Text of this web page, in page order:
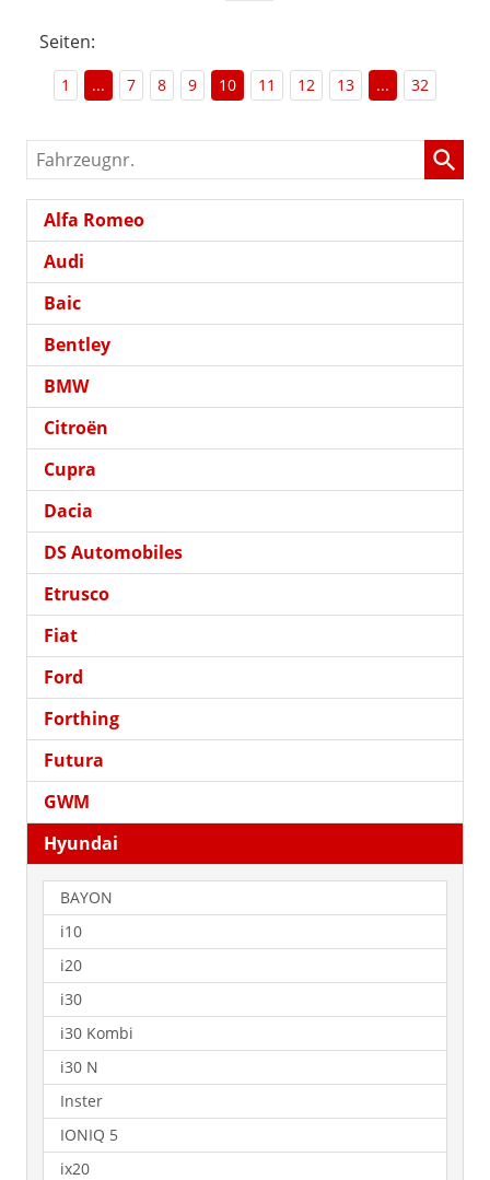
Seiten:
1 ... 7 8 9 10 11 12 13 ... 32
Fahrzeugnr.
Alfa Romeo
Audi
Baic
Bentley
BMW
Citroën
Cupra
Dacia
DS Automobiles
Etrusco
Fiat
Ford
Forthing
Futura
GWM
Hyundai
BAYON
i10
i20
i30
i30 Kombi
i30 N
Inster
IONIQ 5
ix20